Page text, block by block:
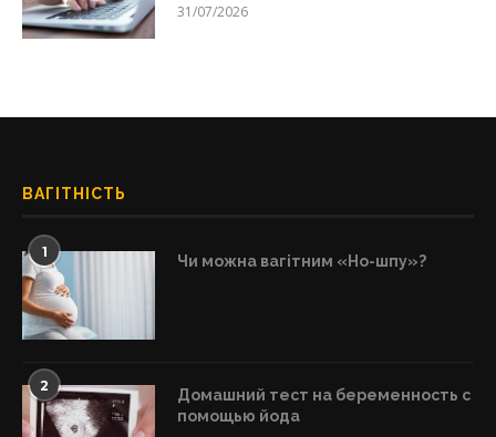
31/07/2026
ВАГІТНІСТЬ
1 Чи можна вагітним «Но-шпу»?
2
Домашний тест на беременность с
помощью йода